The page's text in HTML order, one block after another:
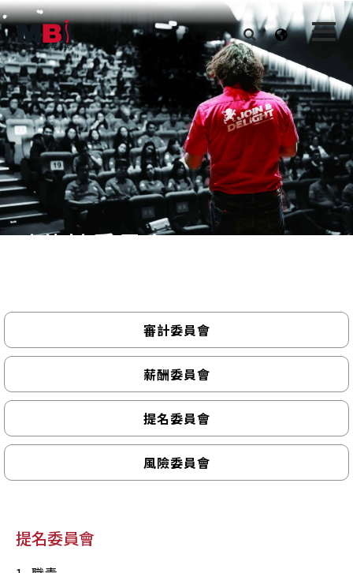
功能性委員會
審計委員會
薪酬委員會
提名委員會
風險委員會
提名委員會